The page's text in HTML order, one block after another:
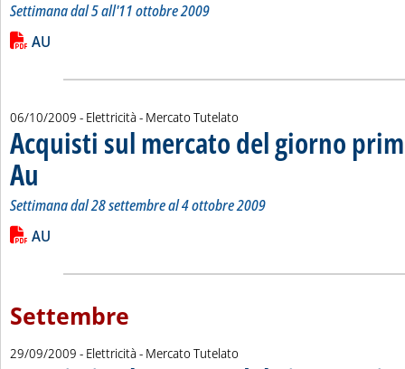
Settimana dal 5 all'11 ottobre 2009
Leggi tutta la notizia: 'Acquisti sul mercato del giorno prima
Lista allegati PDF alla notizia
AU
06/10/2009 - Elettricità - Mercato Tutelato
Acquisti sul mercato del giorno
Au . Sottotitolo: Settimana dal 28 settembre al 4 ottobre 2009
. Pubblicata martedì 06 ottobre 2009 alle 14.56.
Settimana dal 28 settembre al 4 ottobre 2009
Leggi tutta la notizia: 'Acquisti sul mercato del giorno prima
Lista allegati PDF alla notizia
AU
Settembre
29/09/2009 - Elettricità - Mercato Tutelato